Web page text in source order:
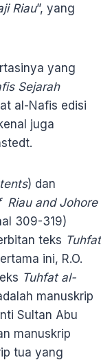
Riau”, yang
yang
Sejarah
al-Nafis edisi
juga
) dan
Riau and Johore
309-319)
teks Tuhfat
ini, R.O.
Tuhfat al-
manuskrip
Sultan Abu
manuskrip
tua yang